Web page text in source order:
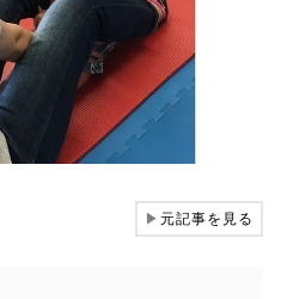
▶元記事を見る